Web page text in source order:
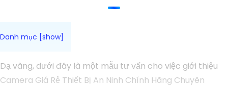
Dạ vâng, dưới đây là một mẫu tư vấn cho việc giới thiệu
Camera Giá Rẻ Thiết Bị An Ninh Chính Hãng Chuyên